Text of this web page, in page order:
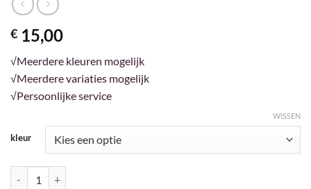
€ 15,00
√Meerdere kleuren mogelijk
√Meerdere variaties mogelijk
√Persoonlijke service
kleur
WISSEN